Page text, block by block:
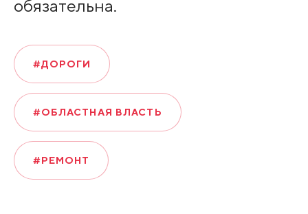
обязательна.
#ДОРОГИ
#ОБЛАСТНАЯ ВЛАСТЬ
#РЕМОНТ